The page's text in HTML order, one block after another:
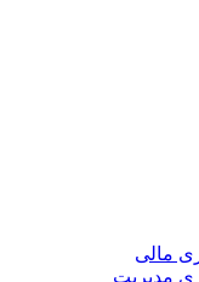
مالی
مدیریت